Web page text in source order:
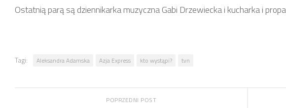
Ostatnią parą są dziennikarka muzyczna Gabi Drzewiecka i kucharka i
Tagi: Aleksandra Adamska Azja Express kto wystąpi? tvn
POPRZEDNI POST